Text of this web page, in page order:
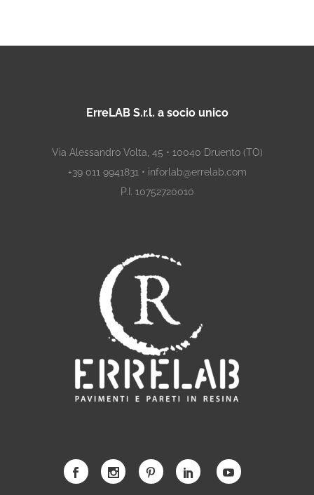
ErreLAB S.r.l. a socio unico
Via Alessandro Volta, 45 • 10040 Druento (TO)
+39 011 9941831 • inforlab@errelab.com
P.I. 10752720010